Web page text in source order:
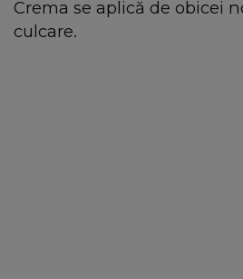
Crema se aplică de obicei
culcare.